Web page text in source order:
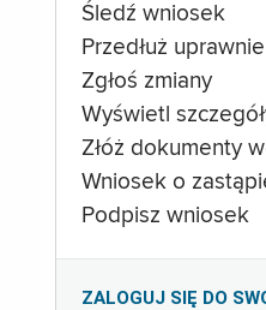
Śledź wniosek
Przedłuż
Zgłoś zmiany
Wyświetl
Złóż dokumenty
Wniosek o
Podpisz wniosek
ZALOGUJ SIĘ DO